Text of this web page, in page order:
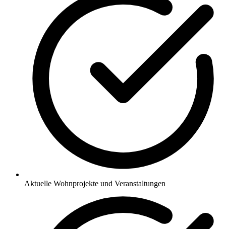
Aktuelle Wohnprojekte und Veranstaltungen